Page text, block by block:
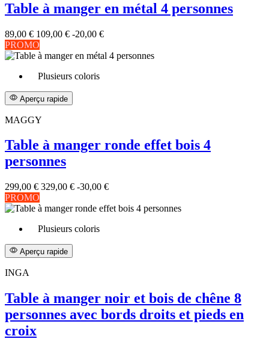
Table à manger en métal 4 personnes
89,00 € 109,00 € -20,00 €
PROMO
Plusieurs coloris
Aperçu rapide
MAGGY
Table à manger ronde effet bois 4
personnes
299,00 € 329,00 € -30,00 €
PROMO
Plusieurs coloris
Aperçu rapide
INGA
Table à manger noir et bois de chêne 8
personnes avec bords droits et pieds en
croix